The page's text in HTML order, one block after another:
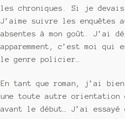
les chroniques. Si je
J’aime suivre les
absentes à mon goût. J’ai
apparemment, c’est moi
le genre policier…
En tant que roman, j’ai
une toute autre orientation
avant le début… J’ai